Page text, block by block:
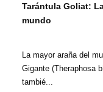
Tarántula Goliat:
mundo
La mayor araña del
Gigante (Theraphosa
tambié...